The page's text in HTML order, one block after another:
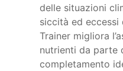
delle situazioni
siccità ed eccessi
Trainer migliora
nutrienti da parte
completamento